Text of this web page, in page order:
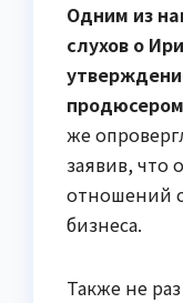
Одним из
слухов о
же
заявив, что
отношений
бизнеса.
Также не